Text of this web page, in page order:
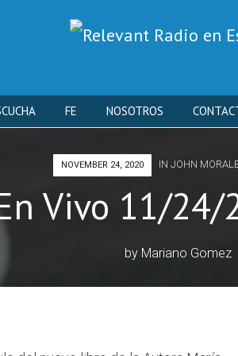
Skip
content
FE NOSOTROS
NOVEMBER 24, 2020 IN JOHN
Vivo 11/24/
by Mariano Gomez